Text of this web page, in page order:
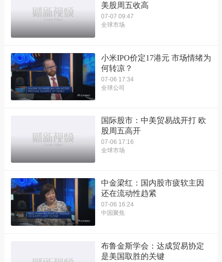
美股周五收高
07-07 09:47
全球市场
小米IPO价定17港元 市场情绪为
何转凉？
07-06 17:34
全球公司
国际股市：中美贸易战开打 欧
股周五高开
07-06 17:16
全球市场
中金梁红：国内股市疲软主因
还在流动性趋紧
07-06 16:24
中国聚焦
布鲁金斯学会：达成贸易协定
是美国取胜的关键